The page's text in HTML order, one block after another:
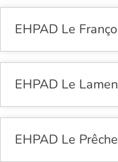
EHPAD Le
EHPAD Le
EHPAD Le